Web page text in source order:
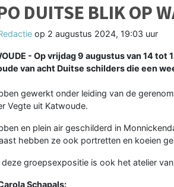
DUITSE BLIK OP
op 2 augustus 2024, 19:03 uur
- Op vrijdag 9 augustus van 14
van acht Duitse schilders die een
gewerkt onder leiding van de
Vegte uit Katwoude.
en plein air geschilderd in
hebben ze ook portretten en koeien
deze groepsexpositie is ook het atelier
Schapals: